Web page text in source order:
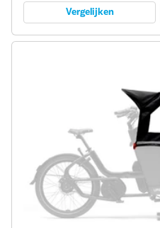
Vergelijken